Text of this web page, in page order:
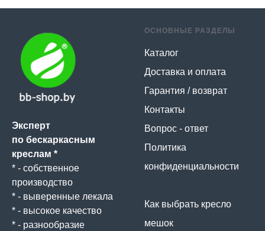
Эксперт
по бескаркасным
креслам *
* - собственное
производство
* - выверенные лекала
* - высокое качество
* - разнообразие
ОСНОВНЫЕ РАЗДЕЛЫ
Каталог
Доставка и оплата
Гарантия / возврат
Контакты
Вопрос - ответ
Политика
конфиденциальности
Как выбрать кресло
мешок